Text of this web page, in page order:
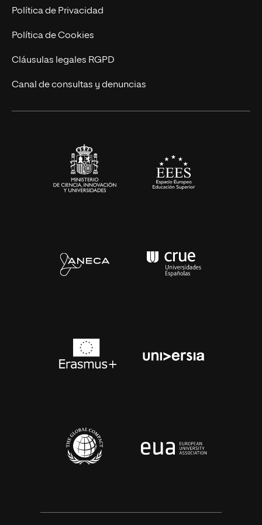
Postgrados
Cursos Universitarios
Trabaja en UNIR
Actualidad
UNIR Revista
Eventos
Política de Privacidad
Política de Cookies
Cláusulas legales RGPD
Canal de consultas y denuncias